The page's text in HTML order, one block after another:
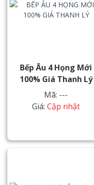
Bếp Âu 4 Họng Mới
100% Giá Thanh Lý
Mã: ---
Giá: Cập nhật